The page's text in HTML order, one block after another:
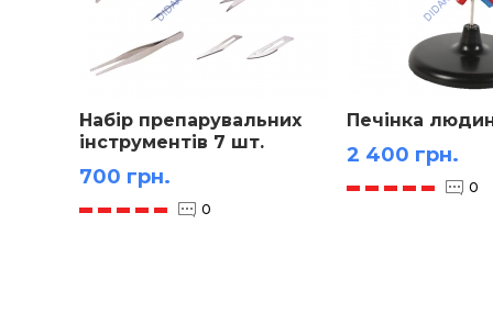
Набір препарувальних
інструментів 7 шт.
700 грн.
0
Печінка
2 400 грн.
0